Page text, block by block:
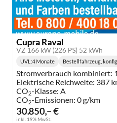
Cupra Raval
VZ 166 kW (226 PS) 52 kWh
30.850,– €
inkl. 19% MwSt.
UVL :4 Monate Bestellfahrzeug,
Stromverbrauch kombiniert:
Elektrische Reichweite: 387
CO2-Klasse: A
CO2-Emissionen: 0 g/km